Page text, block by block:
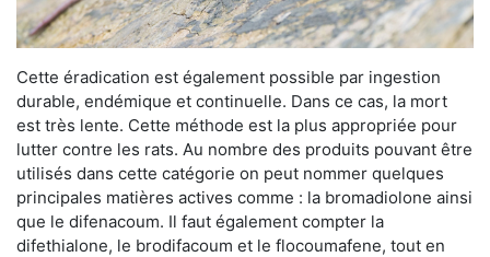
Cette éradication est également possible par ingestion
durable, endémique et continuelle. Dans ce cas, la mort
est très lente. Cette méthode est la plus appropriée pour
lutter contre les rats. Au nombre des produits pouvant être
utilisés dans cette catégorie on peut nommer quelques
principales matières actives comme : la bromadiolone ainsi
que le difenacoum. Il faut également compter la
difethialone, le brodifacoum et le flocoumafene, tout en